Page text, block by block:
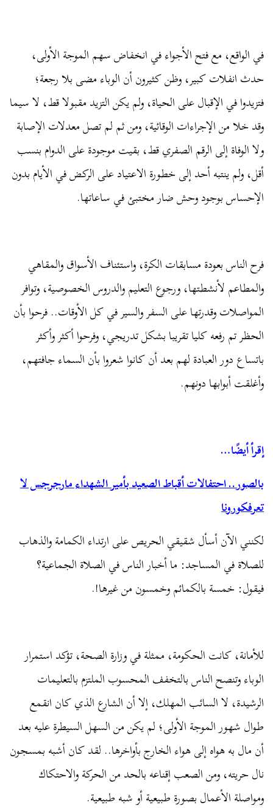
في الواقع، مع فتح الأجواء في انخفاض سهم الموجة الأولى،
حدث انفلات كبير، وظن كثيرون أن الوباء مضى بلا رجعة؛
فتزيدوا في الإقبال على الحياة، ولم يكن التزيد مقبولا قط، لا سيما
وقد خلا من الإجراءات الوقائية، ومن ثم لم تصل معدلات الإصابة
ولا الوفاة إلى الرقم الصفري قط، بقيت موجودة على الدوام بنسب
أقل، ولم ينتبه أحد إلى خطورة الاعتياد على الركض في الأيام بدون
الإحساس بوجود وحش ضار مختبئ في ساعاتها.
فرح الناس بعودة مسابقات الكرة، واستئناف الأسواق والمقاهي
والمطاعم لأنشطتها، ورجوع التعليم والدروس الخصوصية، وتوافر
المواصلات وقدرتها على السفر والسير في كل الأوقات.. فرحوا بأن
الحظر تم رفعه كليا تقريبا بشكل تدريجي، وفرحوا أكثر وأكثر
باتساع دور العبادة لهم بعد أن كانوا شعروا بأن السماء جافتهم،
وأغلقت أبوابها دونهم.
إقرأ أيضًا…
بالصور.. احتفالات أقباط الصعيد بأمير الشهداء مارجرجس لا
تعرفكورونا
لكنني الآن أسأل شقيقي الحريص على ارتداء الكمامة والذهاب
للصلاة في المساجد: ما أخبار الناس في الصلاة الجماعية؟
فيقول: خمسة بالكمائم وخمسون من غيرها!.
للأمانة، كانت الحكومة، ممثلة في وزارة الصحة، تؤكد استمرار
الوباء وتنصح الناس بالتخفف المحسوب الملتزم بالتعليمات
الرشيدة، لا السائب المهلك، إلا أن الشارع الذي كان انقمع
طوال شهور الموجة الأولى؛ لم يكن من السهل السيطرة عليه بعد
أن مال به هواه إلى هواء الخارج بأواخرها.. لقد كان أشبه بمسجون
نال حريته، ومن الصعب إقناعه بالحد من الحركة والاحتكاك
ومواصلة الأعمال بصورة طبيعية أو شبه طبيعية.